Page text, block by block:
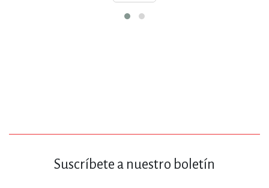
Suscríbete a nuestro boletín